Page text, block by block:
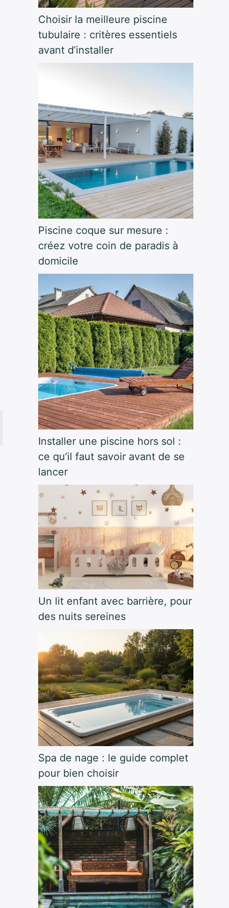
Choisir la meilleure piscine
tubulaire : critères essentiels
avant d’installer
Piscine coque sur mesure :
créez votre coin de paradis à
domicile
Installer une piscine hors sol :
ce qu’il faut savoir avant de se
lancer
Un lit enfant avec barrière, pour
des nuits sereines
Spa de nage : le guide complet
pour bien choisir